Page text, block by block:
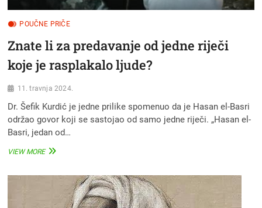
POUČNE PRIČE
Znate li za predavanje od jedne riječi
koje je rasplakalo ljude?
11. travnja 2024.
Dr. Šefik Kurdić je jedne prilike spomenuo da je Hasan el-Basri
održao govor koji se sastojao od samo jedne riječi. „Hasan el-
Basri, jedan od…
VIEW MOREZNATE
PREDAVANJE